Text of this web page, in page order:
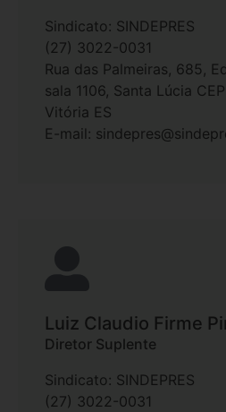
Sindicato: SINDEPRES
(27) 3022-0031
Rua das Palmeiras, 685,
sala 1106, Santa Lúcia
Vitória ES
E-mail:
Luiz Claudio Firme
Diretor Suplente
Sindicato: SINDEPRES
(27) 3022-0031